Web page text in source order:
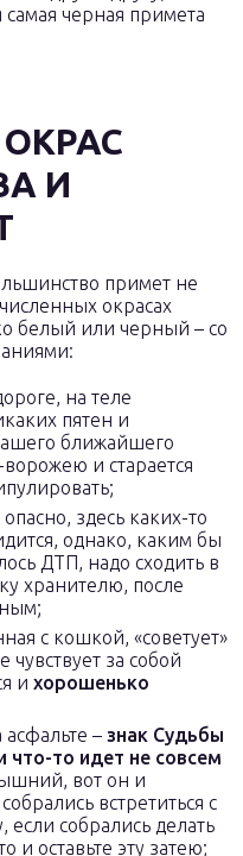
черная примета
И
примет не
окрасах
белый или черный – со
на теле
пятен и
ближайшего
и старается
здесь каких-то
однако, каким бы
ДТП, надо сходить в
хранителю, после
с кошкой, «советует»
чувствует за собой
и хорошенько
– знак Судьбы
что-то идет не совсем
вот он и
встретиться с
если собрались делать
и оставьте эту затею;